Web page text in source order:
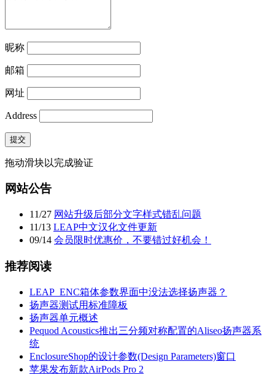
昵称
邮箱
网址
Address
提交
拖动滑块以完成验证
网站公告
11/27 网站升级后部分文字样式错乱问题
11/13 LEAP中文汉化文件更新
09/14 会员限时优惠价，不要错过好机会！
推荐阅读
LEAP_ENC箱体参数界面中没法选择扬声器？
扬声器测试用标准障板
扬声器单元概述
Pequod Acoustics推出三分频对称配置的Aliseo扬声器系
统
EnclosureShop的设计参数(Design Parameters)窗口
苹果发布新款AirPods Pro 2